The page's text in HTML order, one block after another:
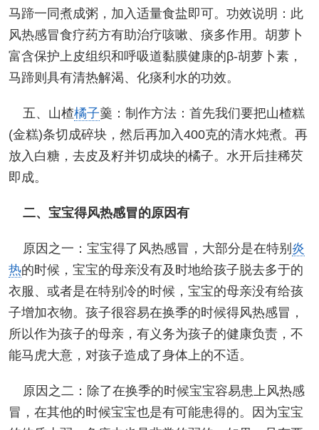
马蹄一同煮成粥，加入适量食盐即可。功效说明：此
风热感冒食疗药方有助治疗咳嗽、痰多作用。胡萝卜
富含保护上皮组织和呼吸道黏膜健康的β-胡萝卜素，
马蹄则具有清热解渴、化痰利水的功效。
五、山楂橘子羹：制作方法：首先我们要把山楂糕
(金糕)条切成碎块，然后再加入400克的清水炖煮。再
放入白糖，去皮及籽并切成块的橘子。水开后挂稀芡
即成。
二、宝宝得风热感冒的原因有
原因之一：宝宝得了风热感冒，大部分是在特别 炎
热的时候，宝宝的母亲没有及时地给孩子脱去多于的
衣服、或者是在特别冷的时候，宝宝的母亲没有给孩
子增加衣物。孩子很容易在换季的时候得风热感冒，
所以作为孩子的母亲，有义务为孩子的健康负责，不
能马虎大意，对孩子造成了身体上的不适。
原因之二：除了在换季的时候宝宝容易患上风热感
冒，在其他的时候宝宝也是有可能患得的。因为宝宝